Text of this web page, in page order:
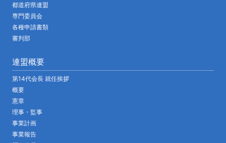
都道府県連盟
専門委員会
各種申請書類
審判部
連盟概要
第14代会長 就任挨拶
概要
憲章
理事・監事
事業計画
事業報告